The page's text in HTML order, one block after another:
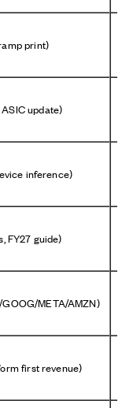
print)
update)
inference)
FY27 guide)
META/AMZN)
first revenue)